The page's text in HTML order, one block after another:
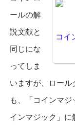
コイ
ールの解
説文献と
同じにな
ってしま
いますが、ロール
も、「コインマ
インマジック」に